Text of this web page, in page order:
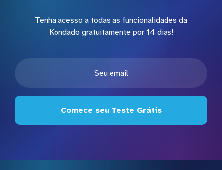
Tenha acesso a todas as funcionalidades da
Kondado gratuitamente por 14 dias!
Comece seu Teste Grátis